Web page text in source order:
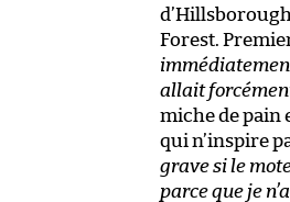
Forest.
allait
miche de pain
qui n’inspire
grave si le
parce que je